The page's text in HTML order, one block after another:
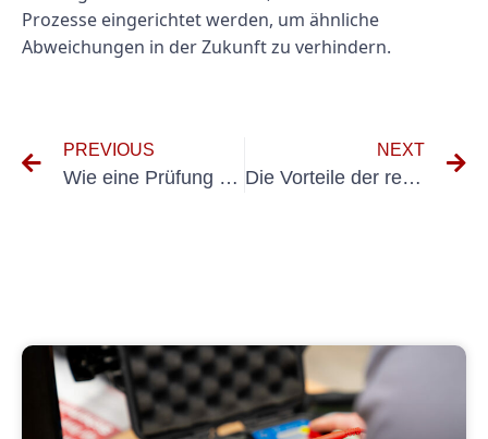
Prozesse eingerichtet werden, um ähnliche
Abweichungen in der Zukunft zu verhindern.
PREVIOUS
Wie eine Prüfung nach DIN VDE 0105 Stromunfälle verhindern kann
NEXT
Die Vorteile der regelmäßigen Elektrogeräteprüfung nach DGUV für Unternehmen